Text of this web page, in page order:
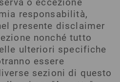
o eccezione
responsabilità,
presente disclaimer
nonché tutto
ulteriori specifiche
essere
sezioni di questo